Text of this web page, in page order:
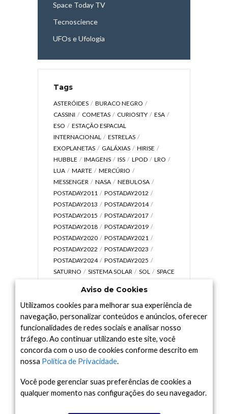
Space Today TV
Tecnoscience
UFOs e Ufologia
Tags
ASTERÓIDES
BURACO NEGRO
CASSINI
COMETAS CURIOSITY
ESA
ESO
ESTAÇÃO ESPACIAL
INTERNACIONAL
ESTRELAS
EXOPLANETAS
GALÁXIAS
HIRISE
HUBBLE
IMAGENS ISS LPOD
LRO
LUA
MARTE
MERCÚRIO
MESSENGER
NASA
NEBULOSA
POSTADAY2011
POSTADAY2012
POSTADAY2013
POSTADAY2014
POSTADAY2015
POSTADAY2017
POSTADAY2018
POSTADAY2019
POSTADAY2020
POSTADAY2021
POSTADAY2022
POSTADAY2023
POSTADAY2024
POSTADAY2025
SATURNO
SISTEMA SOLAR SOL
SPACE
UNIVERSO
VÍDEO
Arquivo
Arquivo
Aviso de Cookies
Utilizamos cookies para melhorar sua experiência de
navegação, personalizar conteúdos e anúncios, oferecer
funcionalidades de redes sociais e analisar nosso
tráfego. Ao continuar utilizando este site, você
concorda com o uso de cookies conforme descrito em
nossa Política de Privacidade.
Você pode gerenciar suas preferências de cookies a
qualquer momento nas configurações do seu navegador.